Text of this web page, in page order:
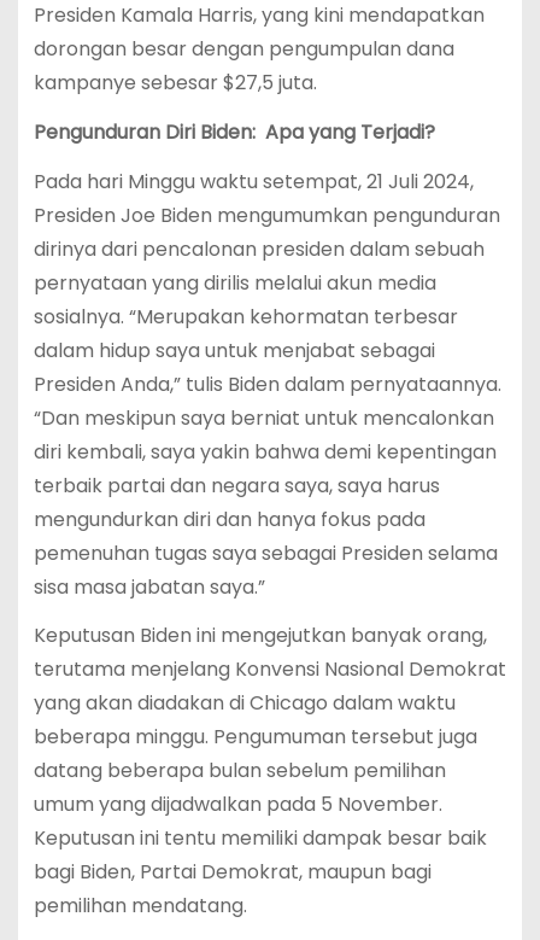
Presiden Kamala Harris, yang kini mendapatkan
dorongan besar dengan pengumpulan dana
kampanye sebesar $27,5 juta.
Pengunduran Diri Biden: Apa yang Terjadi?
Pada hari Minggu waktu setempat, 21 Juli 2024,
Presiden Joe Biden mengumumkan pengunduran
dirinya dari pencalonan presiden dalam sebuah
pernyataan yang dirilis melalui akun media
sosialnya. “Merupakan kehormatan terbesar
dalam hidup saya untuk menjabat sebagai
Presiden Anda,” tulis Biden dalam pernyataannya.
“Dan meskipun saya berniat untuk mencalonkan
diri kembali, saya yakin bahwa demi kepentingan
terbaik partai dan negara saya, saya harus
mengundurkan diri dan hanya fokus pada
pemenuhan tugas saya sebagai Presiden selama
sisa masa jabatan saya.”
Keputusan Biden ini mengejutkan banyak orang,
terutama menjelang Konvensi Nasional Demokrat
yang akan diadakan di Chicago dalam waktu
beberapa minggu. Pengumuman tersebut juga
datang beberapa bulan sebelum pemilihan
umum yang dijadwalkan pada 5 November.
Keputusan ini tentu memiliki dampak besar baik
bagi Biden, Partai Demokrat, maupun bagi
pemilihan mendatang.